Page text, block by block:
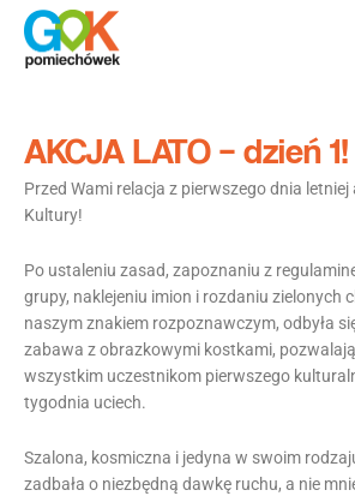
Przejdź
treści
AKCJA LATO – dzień 1!
Przed Wami relacja z pierwszego dnia letniej
Kultury!
Po ustaleniu zasad, zapoznaniu z
grupy, naklejeniu imion i rozdaniu zielonych
naszym znakiem rozpoznawczym, odbyła
zabawa z obrazkowymi kostkami,
wszystkim uczestnikom pierwszego
tygodnia uciech.
Szalona, kosmiczna i jedyna w swoim
zadbała o niezbędną dawkę ruchu, a nie